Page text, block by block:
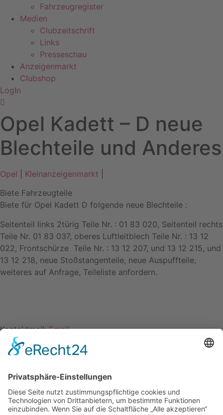
Fahrzeugregister
Medien
Clubzeitschrift
Links
Presseschau
Anzeigenmarkt
Clubshop
LogIn
Opel Kadett – D neue
Blechteile und Anderes
Opel Kleinanzeigenmarkt
Biete Fahrzeugteile
Biete für Opel Kadett D folgende neue Blechteile :
Seitenteil links 2türig Teile Nr. : 01 83 020, Seitenteil rechts
Teile Nr. 01 83 037, oberes Luftleitblech Teile Nr. : 13 12
022, Frontschürze Teile Nr. : 13 12 207, und 13 12 215, und
13 12 218, neue Stoßstangenteile, neue Auspuffteile,
weiteres auf Anfrage, Teileliste anfordern.
Kontaktmail:Email
Name: Werner Koopmann
Impressum
Datenschutzerklärung
Mitgliederbereich